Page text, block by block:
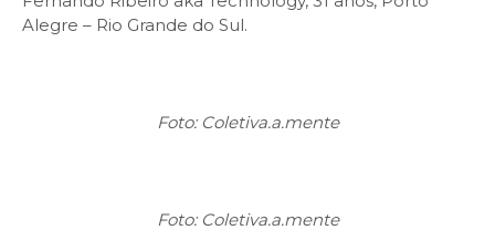
Alegre – Rio Grande do Sul.
Foto: Coletiva.a.mente
Foto: Coletiva.a.mente